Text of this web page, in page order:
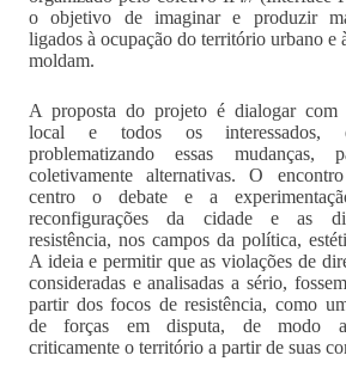
o objetivo de imaginar e produzir
ligados à ocupação do território urbano e
moldam.
A proposta do projeto é dialogar com
local e todos os interessados,
problematizando essas mudanças,
coletivamente alternativas. O
centro o debate e a
reconfigurações da cidade e as
resistência, nos campos da política,
A ideia e permitir que as violações de
consideradas e analisadas a sério,
partir dos focos de resistência, como
de forças em disputa, de modo a
criticamente o território a partir de suas